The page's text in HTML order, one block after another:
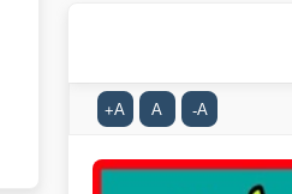
A
-
A
A
+